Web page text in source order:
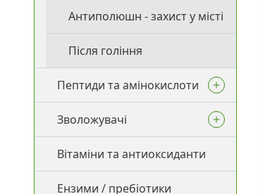
Антиполюшн - захист у місті
Після гоління
Пептиди та амінокислоти
Пептиди
Амінокислоти
Зволожувачі
Зволоження
Гіалуронова кислота (різні
Вітаміни та антиоксиданти
Ензими / пребіотики